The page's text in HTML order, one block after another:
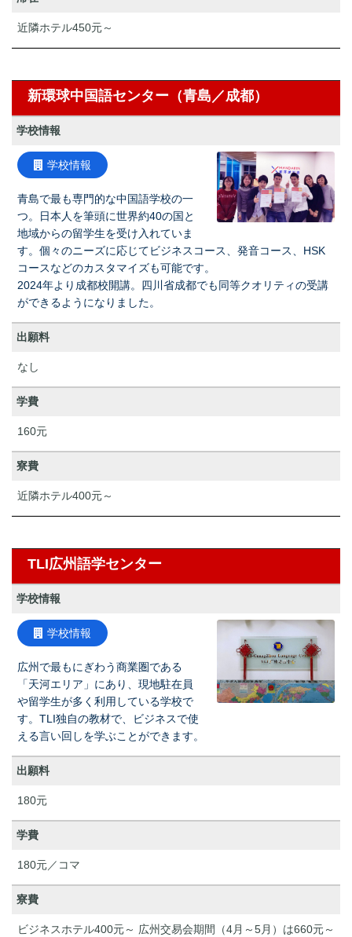
近隣ホテル450元～
新環球中国語センター（青島／成都）
学校情報
学校情報
青島で最も専門的な中国語学校の一
つ。日本人を筆頭に世界約40の国と
地域からの留学生を受け入れていま
す。個々のニーズに応じてビジネスコース、発音コース、HSK
コースなどのカスタマイズも可能です。
2024年より成都校開講。四川省成都でも同等クオリティの受講
ができるようになりました。
出願料
なし
学費
160元
寮費
近隣ホテル400元～
TLI広州語学センター
学校情報
学校情報
広州で最もにぎわう商業圏である
「天河エリア」にあり、現地駐在員
や留学生が多く利用している学校で
す。TLI独自の教材で、ビジネスで使
える言い回しを学ぶことができます。
出願料
180元
学費
180元／コマ
寮費
ビジネスホテル400元～ 広州交易会期間（4月～5月）は660元～